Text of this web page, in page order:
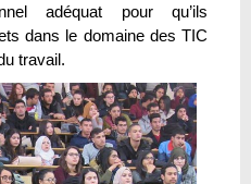
adéquat pour qu’ils
dans le domaine des TIC
travail.